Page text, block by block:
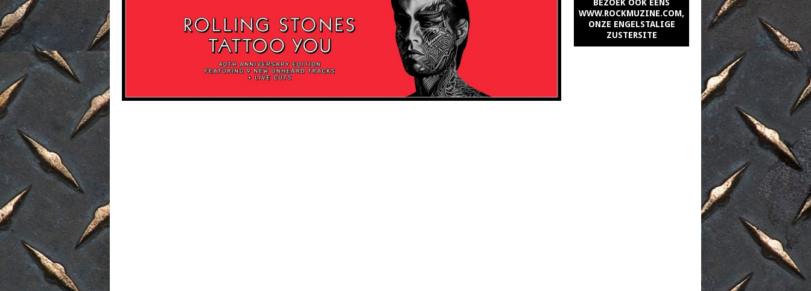
BEZOEK OOK EENS
WWW.ROCKMUZINE.COM,
ONZE ENGELSTALIGE
ZUSTERSITE